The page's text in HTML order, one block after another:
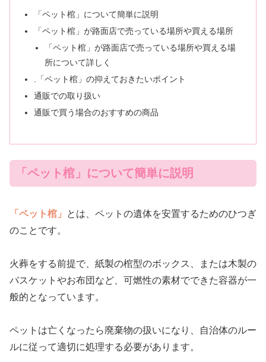
「ペット棺」について簡単に説明
「ペット棺」が路面店で売っている場所や買える場所
「ペット棺」が路面店で売っている場所や買える場
所について詳しく
.「ペット棺」の抑えておきたいポイント
通販での取り扱い
通販で買う場合のおすすめの商品
「ペット棺」について簡単に説明
「ペット棺」
とは、ペットの遺体を安置するためのひつぎ
のことです。
火葬をする前提で、紙製の棺型のボックス、または木製の
バスケットやお布団など、可燃性の素材でできた容器が一
般的となっています。
ペットは亡くなったら廃棄物の扱いになり、自治体のルー
ルに従って適切に処理する必要があります。